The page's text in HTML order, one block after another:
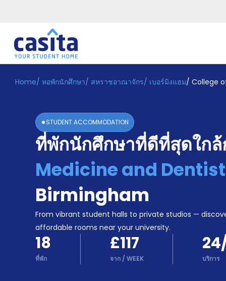
Home TH GBP
ระบบ
Booking
Accommodation
Become
Partner
Support
support
Home/ หอพักนักศึกษา/ สหราชอาณาจักร/ เบอร์มิงแฮม/ College
STUDENT ACCOMMODATION
ที่พักนักศึกษาที่ดีที่สุดใก
Medicine and
Birmingham
From vibrant student halls to private studios —
affordable rooms near your university.
18
ที่พัก
£117
จาก/ WEEK บริการ